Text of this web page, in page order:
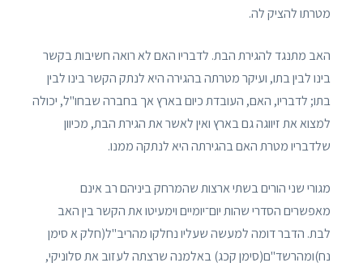
מטרתו להציק לה.
האב מתנגד להגירת הבת. לדבריו האם לא רואה חשיבות בקשר
בינו לבין בתו, ועיקר מטרתה בהגירה היא לנתק הקשר בינו לבין
בתו; לדבריו, האם, העובדת כיום בארץ אך בחברה שבחו"ל, יכולה
למצוא את זיווגה גם בארץ ואין לאשר את הגירת הבת, מכיוון
שלדבריו מטרת האם בהגירתה היא לנתקה ממנו.
מגורי שני הורים בשתי ארצות שהמרחק ביניהם רב אינם
מאפשרים הסדרי שהות יום־יומיים וימעיטו את הקשר בין האב
לבת. הדבר דומה למעשה שעליו נחלקו מהריב"ל(חלק א סימן
נח)ומהרשד"ם(סימן קכג) באלמנה שרצתה לעזוב את סלוניקי,